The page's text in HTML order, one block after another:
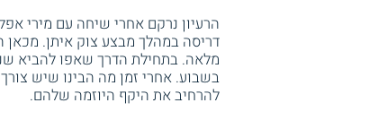
הרעיון נרקם אחרי שיחה עם מירי
דריסה במהלך מבצע צוק איתן.
מלאה. בתחילת הדרך שאפו להביא
בשבוע. אחרי זמן מה הבינו שיש
להרחיב את היקף היוזמה שלהם.